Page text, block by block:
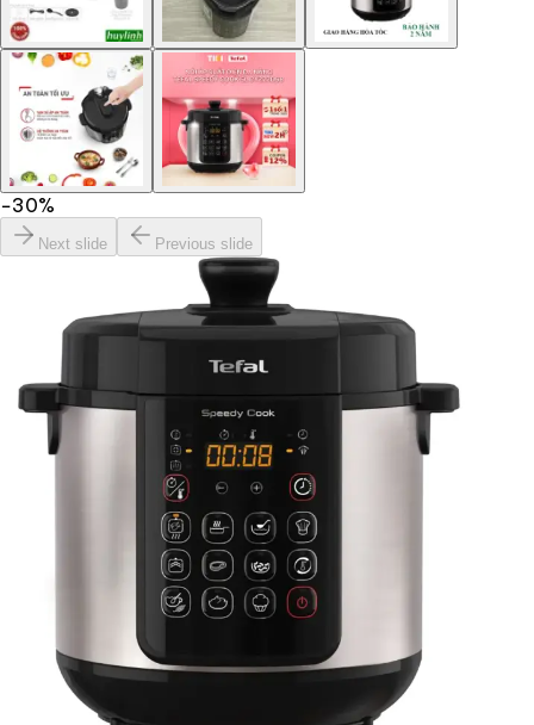
−30%
Next slide Previous slide